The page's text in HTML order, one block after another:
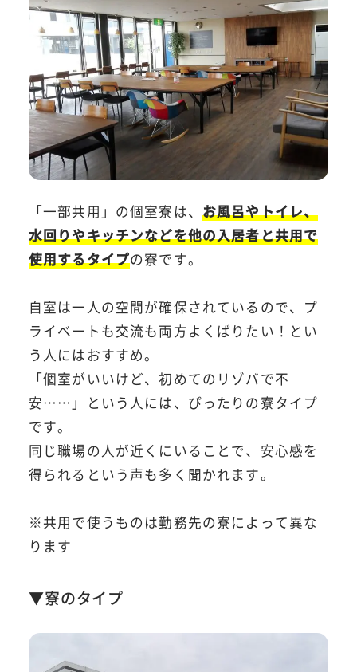
「一部共用」の個室寮は、 お風呂やトイレ、
水回りやキッチンなどを他の入居者と共用で
使用するタイプの寮です。
自室は一人の空間が確保されているので、プ
ライベートも交流も両方よくばりたい！とい
う人にはおすすめ。
「個室がいいけど、初めてのリゾバで不
安……」という人には、ぴったりの寮タイプ
です。
同じ職場の人が近くにいることで、安心感を
得られるという声も多く聞かれます。
※共用で使うものは勤務先の寮によって異な
ります
▼寮のタイプ